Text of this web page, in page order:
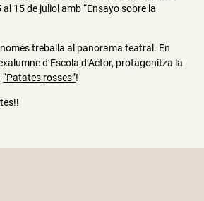
al 15 de juliol amb “Ensayo sobre la
treballa al panorama teatral. En
d’Escola d’Actor, protagonitza la
“Patates rosses”!